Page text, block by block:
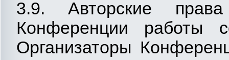
3.9. Авторские
Конференции работы
Организаторы